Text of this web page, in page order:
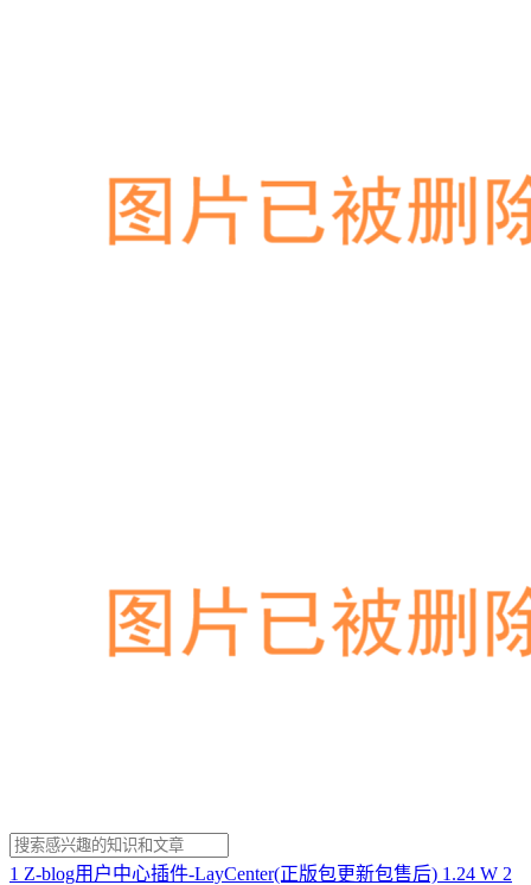
1 Z-blog用户中心插件-LayCenter(正版包更新包售后) 1.24 W 2